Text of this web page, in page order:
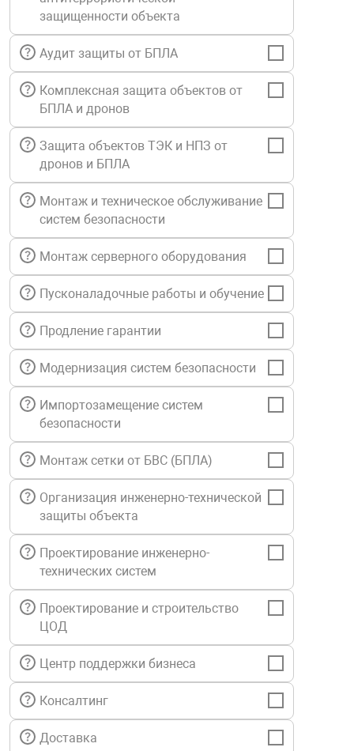
решения
безопасность
установки
оборудование
управления
и аналитики
объектов
периметра
и экипировка
техника
автомобили
информации
Узлы
Установки
Шкафы
Щиты
защищенности объекта
Аудит защиты от БПЛА
Комплексная защита объектов от
БПЛА и дронов
Защита объектов ТЭК и НПЗ от
дронов и БПЛА
Монтаж и техническое обслуживание
систем безопасности
Монтаж серверного оборудования
Пусконаладочные работы и обучение
Продление гарантии
Модернизация систем безопасности
Импортозамещение систем
безопасности
Монтаж сетки от БВС (БПЛА)
Организация инженерно-технической
защиты объекта
Проектирование инженерно-
технических систем
Проектирование и строительство
ЦОД
Центр поддержки бизнеса
Консалтинг
Доставка